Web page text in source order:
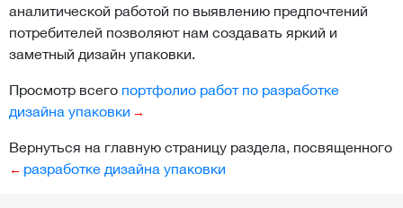
аналитической работой по выявлению предпочтений
потребителей позволяют нам создавать яркий и
заметный дизайн упаковки.
Просмотр всего портфолио работ по разработке
дизайна упаковки
Вернуться на главную страницу раздела, посвященного
разработке дизайна упаковки